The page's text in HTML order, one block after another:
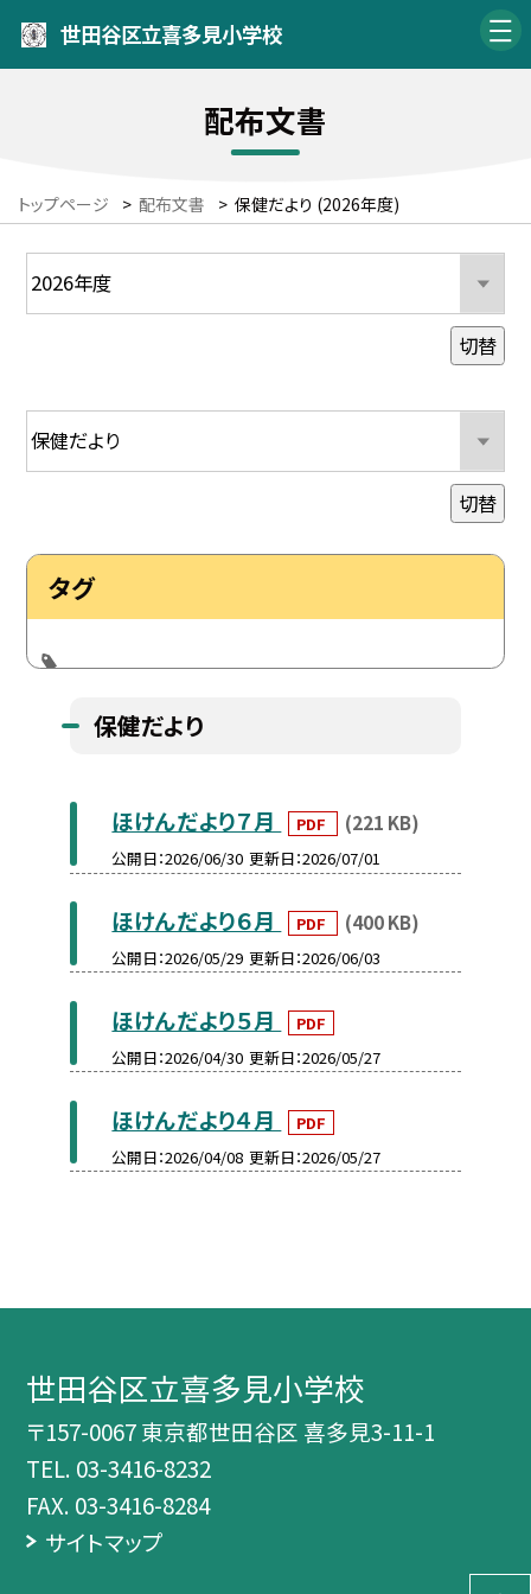
世田谷区立喜多見小学校
配布文書
トップページ > 配布文書 > 保健だより (2026年度)
切替
切替
タグ
保健だより
ほけんだより７月 PDF (221 KB)
公開日 2026/06/30 更新日 2026/07/01
ほけんだより６月 PDF (400 KB)
公開日 2026/05/29 更新日 2026/06/03
ほけんだより５月
PDF
公開日 2026/04/30 更新日 2026/05/27
ほけんだより４月
PDF
公開日 2026/04/08 更新日 2026/05/27
世田谷区立喜多見小学校
〒157-0067 東京都世田谷区 喜多見3-11-1
TEL. 03-3416-8232
FAX. 03-3416-8284
サイトマップ